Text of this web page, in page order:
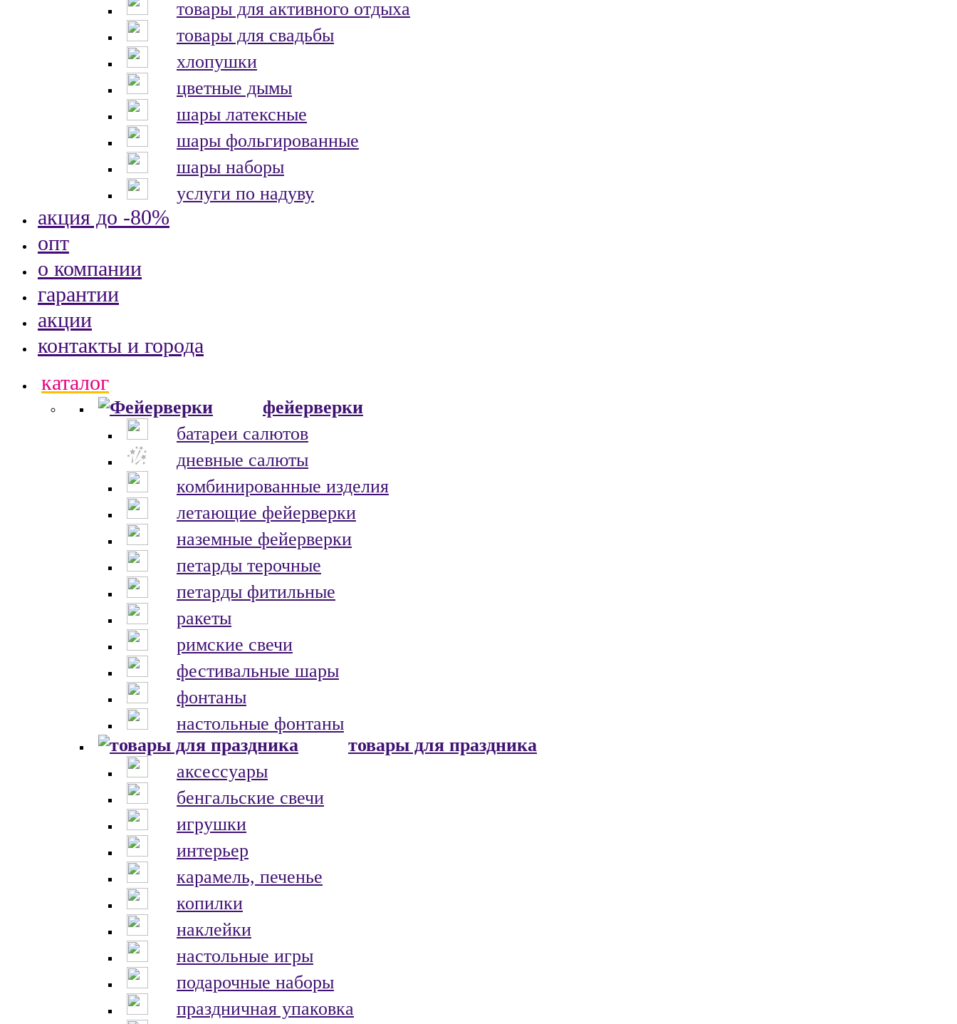
товары для активного отдыха
товары для свадьбы
хлопушки
цветные дымы
шары латексные
шары фольгированные
шары наборы
услуги по надуву
акция до -80%
опт
о компании
гарантии
акции
контакты и города
каталог
фейерверки
батареи салютов
дневные салюты
комбинированные изделия
летающие фейерверки
наземные фейерверки
петарды терочные
петарды фитильные
ракеты
римские свечи
фестивальные шары
фонтаны
настольные фонтаны
товары для праздника
аксессуары
бенгальские свечи
игрушки
интерьер
карамель, печенье
копилки
наклейки
настольные игры
подарочные наборы
праздничная упаковка